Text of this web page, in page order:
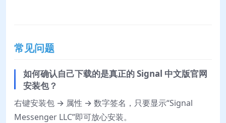
常见问题
如何确认自己下载的是真正的 Signal 中文版官网
安装包？
右键安装包 → 属性 → 数字签名，只要显示“Signal
Messenger LLC”即可放心安装。